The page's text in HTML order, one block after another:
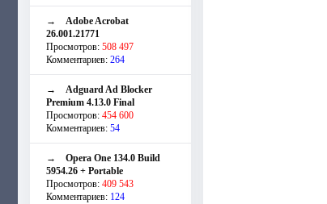
→ Adobe Acrobat
26.001.21771
Просмотров: 508 497
Комментариев: 264
→ Adguard Ad Blocker
Premium 4.13.0 Final
Просмотров: 454 600
Комментариев: 54
→ Opera One 134.0 Build
5954.26 + Portable
Просмотров: 409 543
Комментариев: 124